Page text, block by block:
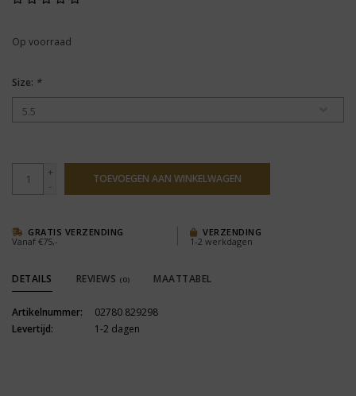
Op voorraad
Size: *
+
-
TOEVOEGEN AAN WINKELWAGEN
GRATIS VERZENDING
Vanaf €75,-
VERZENDING
1-2 werkdagen
DETAILS REVIEWS (0) MAATTABEL
Artikelnummer:
02780 829298
Levertijd:
1-2 dagen